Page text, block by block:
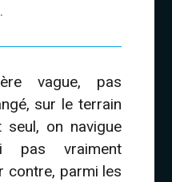
vague, pas
sur le terrain
on navigue
pas vraiment
contre, parmi les